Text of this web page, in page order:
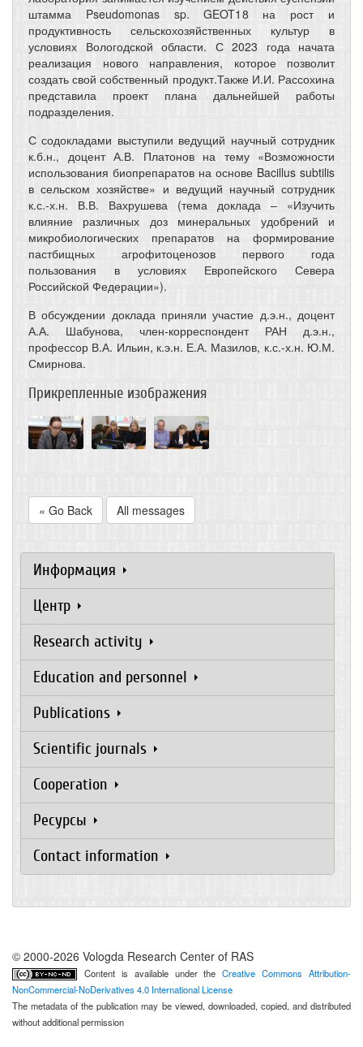
штамма Pseudomonas sp. GEOT18 на рост и
продуктивность сельскохозяйственных культур в
условиях Вологодской области. С 2023 года начата
реализация нового направления, которое позволит
создать свой собственный продукт.Также И.И. Рассохина
представила проект плана дальнейшей работы
подразделения.
С содокладами выступили ведущий научный сотрудник
к.б.н., доцент А.В. Платонов на тему «Возможности
использования биопрепаратов на основе Bacillus subtilis
в сельском хозяйстве» и ведущий научный сотрудник
к.с.-х.н. В.В. Вахрушева (тема доклада – «Изучить
влияние различных доз минеральных удобрений и
микробиологических препаратов на формирование
пастбищных агрофитоценозов первого года
пользования в условиях Европейского Севера
Российской Федерации»).
В обсуждении доклада приняли участие д.э.н., доцент
А.А. Шабунова, член-корреспондент РАН д.э.н.,
профессор В.А. Ильин, к.э.н. Е.А. Мазилов, к.с.-х.н. Ю.М.
Смирнова.
Прикрепленные изображения
« Go Back All messages
Информация
Центр
Research activity
Education and personnel
Publications
Scientific journals
Cooperation
Ресурсы
Contact information
© 2000-2026 Vologda Research Center of RAS
Content is available under theCreative Commons Attribution-
NonCommercial-NoDerivatives 4.0 International License
The metadata of the publication may be viewed, downloaded, copied, and distributed
without additional permission